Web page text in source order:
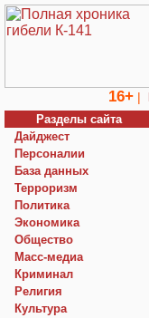
16+ |
Разделы сайта
Дайджест
Персоналии
База данных
Терроризм
Политика
Экономика
Общество
Macc-медиа
Криминал
Религия
Культура